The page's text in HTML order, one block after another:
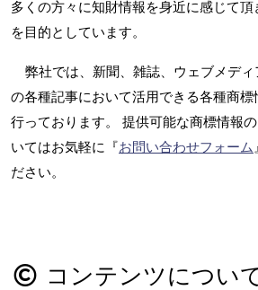
多くの方々に知財情報を身近に感じて頂
を目的としています。
弊社では、新聞、雑誌、ウェブメデ
の各種記事において活用できる各種商
行っております。 提供可能な商標情報
いてはお気軽に『お問い合わせフォーム
ださい。
コンテンツについ